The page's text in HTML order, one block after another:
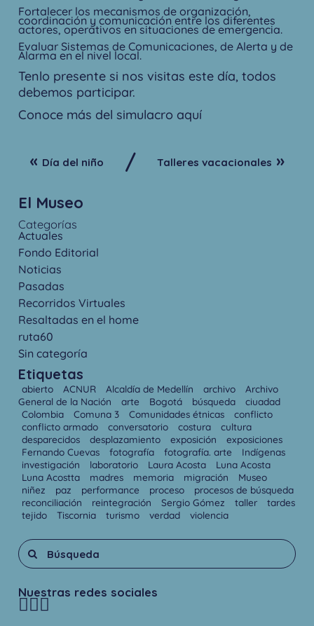
Fortalecer los mecanismos de organización,
coordinación y comunicación entre los diferentes
actores, operativos en situaciones de emergencia.
Evaluar Sistemas de Comunicaciones, de Alerta y de
Alarma en el nivel local.
Tenlo presente si nos visitas este día, todos
debemos participar.
Conoce más del simulacro aquí
« Día del niño / Talleres vacacionales »
El Museo
Categorías
Actuales
Fondo Editorial
Noticias
Pasadas
Recorridos Virtuales
Resaltadas en el home
ruta60
Sin categoría
Etiquetas
abierto ACNUR Alcaldía de Medellín archivo
Archivo
General de la Nación
arte Bogotá búsqueda
ciuadad
Colombia
Comuna 3 Comunidades étnicas
conflicto
conflicto armado
conversatorio costura
cultura
desparecidos
desplazamiento exposición
exposiciones
Fernando Cuevas
fotografía fotografía. arte
Indígenas
investigación
laboratorio Laura Acosta
Luna Acosta
Luna Acostta
madres memoria migración
Museo
niñez
paz performance proceso
procesos de búsqueda
reconciliación
reintegración Sergio Gómez taller
tardes
tejido
Tiscornia turismo verdad violencia
Nuestras redes sociales